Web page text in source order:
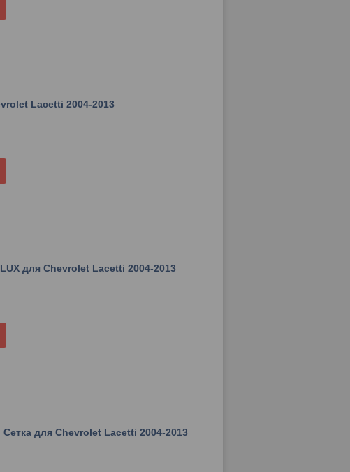
Lacetti 2004-2013
для Chevrolet Lacetti 2004-2013
для Chevrolet Lacetti 2004-2013